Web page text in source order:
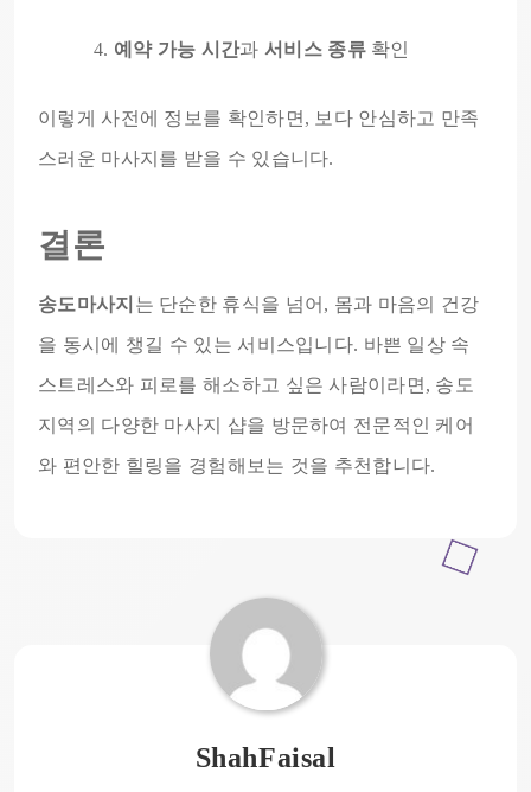
예약 가능 시간과서비스 종류확인
이렇게 사전에 정보를 확인하면, 보다 안심하고 만족
스러운 마사지를 받을 수 있습니다.
결론
송도마사지 는 단순한 휴식을 넘어, 몸과 마음의 건강
을 동시에 챙길 수 있는 서비스입니다. 바쁜 일상 속
스트레스와 피로를 해소하고 싶은 사람이라면, 송도
지역의 다양한 마사지 샵을 방문하여 전문적인 케어
와 편안한 힐링을 경험해보는 것을 추천합니다.
ShahFaisal